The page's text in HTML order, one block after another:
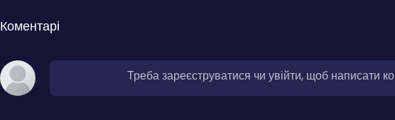
Коментарі
Треба зареєструватися чи увійти, щоб написати